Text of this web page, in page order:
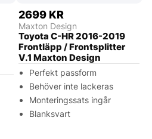
2699 KR
Maxton Design
Toyota C-HR 2016-2019
Frontläpp / Frontsplitter
V.1 Maxton Design
Perfekt passform
Behöver inte lackeras
Monteringssats ingår
Blanksvart